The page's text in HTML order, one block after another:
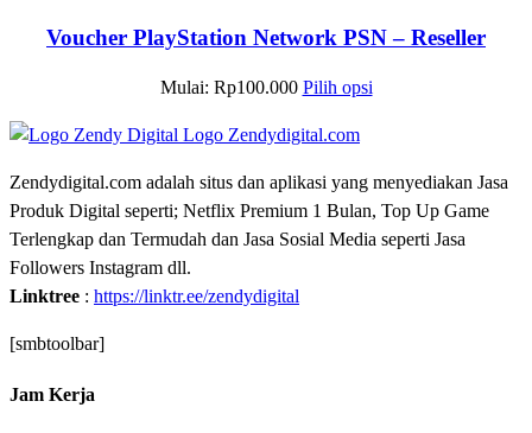
Voucher PlayStation Network PSN – Reseller
Mulai: Rp100.000 Pilih opsi
Zendydigital.com adalah situs dan aplikasi yang menyediakan Jasa
Produk Digital seperti; Netflix Premium 1 Bulan, Top Up Game
Terlengkap dan Termudah dan Jasa Sosial Media seperti Jasa
Followers Instagram dll.
Linktree : https://linktr.ee/zendydigital
[smbtoolbar]
Jam Kerja